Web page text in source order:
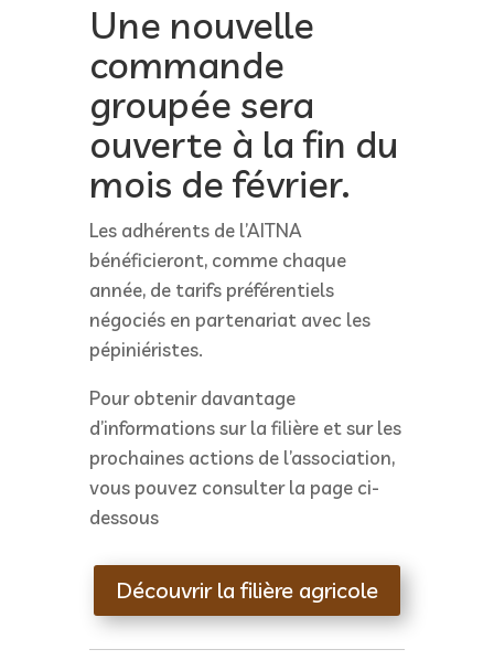
Une nouvelle
commande
groupée sera
ouverte à la fin du
mois de février.
Les adhérents de l’AITNA
bénéficieront, comme chaque
année, de tarifs préférentiels
négociés en partenariat avec les
pépiniéristes.
Pour obtenir davantage
d’informations sur la filière et sur les
prochaines actions de l’association,
vous pouvez consulter la page ci-
dessous
Découvrir la filière agricole